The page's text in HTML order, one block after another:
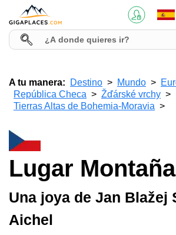
A tu manera: Destino Mundo
República Checa
Žďárské vrchy
Tierras Altas de Bohemia-Moravia
Lugar
Una joya de Jan Blažej
Aichel